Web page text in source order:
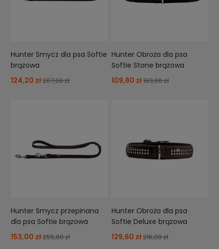
Hunter Smycz dla psa Softie
brązowa
124,20 zł207,00 zł
Hunter Obroża dla psa
Softie Stone brązowa
109,80 zł183,00 zł
Hunter Smycz przepinana
dla psa Softie brązowa
153,00 zł255,00 zł
Hunter Obroża dla psa
Softie Deluxe brązowa
129,60 zł216,00 zł